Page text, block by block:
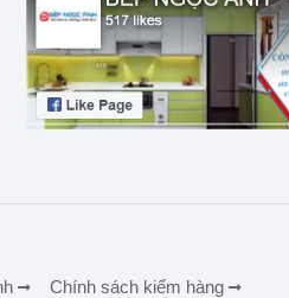
Chính sách kiểm hàng